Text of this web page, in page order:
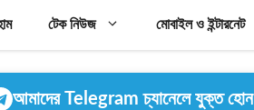
টেক নিউজ মোবাইল ও ইন্টারনেট
আমাদের Telegram চ্যানেলে যুক্ত হোন